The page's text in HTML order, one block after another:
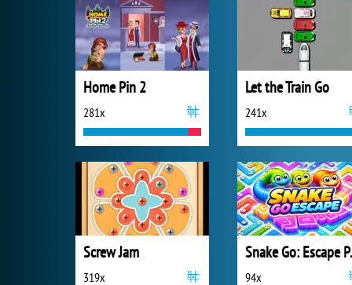
Home Pin 2
281x
Let the Train Go
241x
Screw Jam
319x 94x